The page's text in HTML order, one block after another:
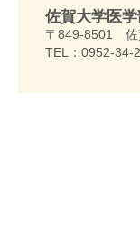
佐賀大学医
〒849-8501 佐
TEL：0952-